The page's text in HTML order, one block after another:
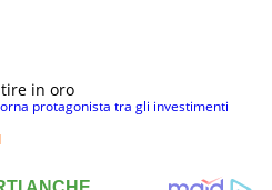
in oro
protagonista tra gli investimenti